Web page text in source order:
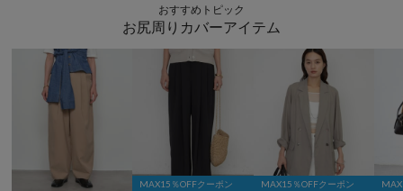
おすすめトピック
お尻周りカバーアイテム
MAX15％OFFクーポン MAX15％OFFクーポン